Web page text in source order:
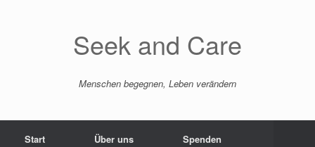
Seek and Care
Menschen begegnen, Leben verändern
Start Über uns Spenden